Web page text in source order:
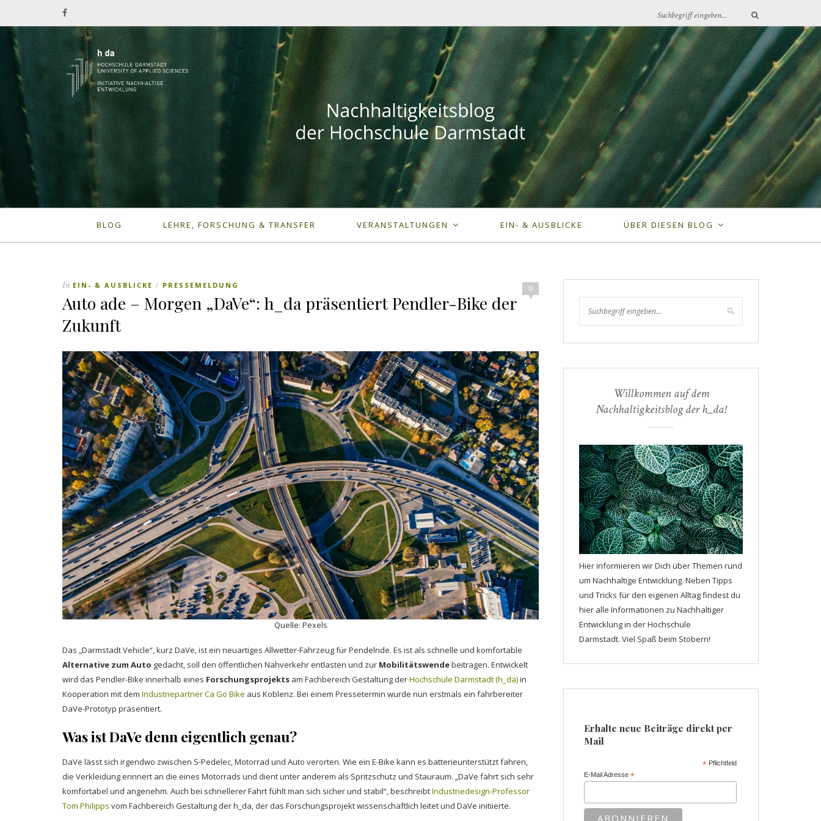
BLOG LEHRE, FORSCHUNG & TRANSFER VERANSTALTUNGEN EIN- & AUSBLICKE ÜBER DIESEN BLOG
0
In EIN- & AUSBLICKE / PRESSEMELDUNG
Auto ade – Morgen „DaVe“: h_da präsentiert Pendler-Bike der
Zukunft
Quelle: Pexels
Das „Darmstadt Vehicle“, kurz DaVe, ist ein neuartiges Allwetter-Fahrzeug für Pendelnde. Es ist als schnelle und komfortable
Alternative zum Auto gedacht, soll den öffentlichen Nahverkehr entlasten und zur Mobilitätswendebeitragen. Entwickelt
wird das Pendler-Bike innerhalb eines Forschungsprojekts am Fachbereich Gestaltung derHochschule Darmstadt (h_da)in
Kooperation mit dem Industriepartner Ca Go Bike aus Koblenz. Bei einem Pressetermin wurde nun erstmals ein fahrbereiter
DaVe-Prototyp präsentiert.
Was ist DaVe denn eigentlich genau?
DaVe lässt sich irgendwo zwischen S-Pedelec, Motorrad und Auto verorten. Wie ein E-Bike kann es batterieunterstützt fahren,
die Verkleidung erinnert an die eines Motorrads und dient unter anderem als Spritzschutz und Stauraum. „DaVe fährt sich sehr
komfortabel und angenehm. Auch bei schnellerer Fahrt fühlt man sich sicher und stabil“, beschreibtIndustriedesign-Professor
Tom Philipps vom Fachbereich Gestaltung der h_da, der das Forschungsprojekt wissenschaftlich leitet und DaVe initiierte.
Willkommen auf dem
Nachhaltigkeitsblog der h_da!
Hier informieren wir Dich über Themen rund
um Nachhaltige Entwicklung. Neben Tipps
und Tricks für den eigenen Alltag findest du
hier alle Informationen zu Nachhaltiger
Entwicklung in der Hochschule
Darmstadt. Viel Spaß beim Stöbern!
Erhalte neue Beiträge direkt per
Mail
*Pflichtfeld
E-Mail Adresse*